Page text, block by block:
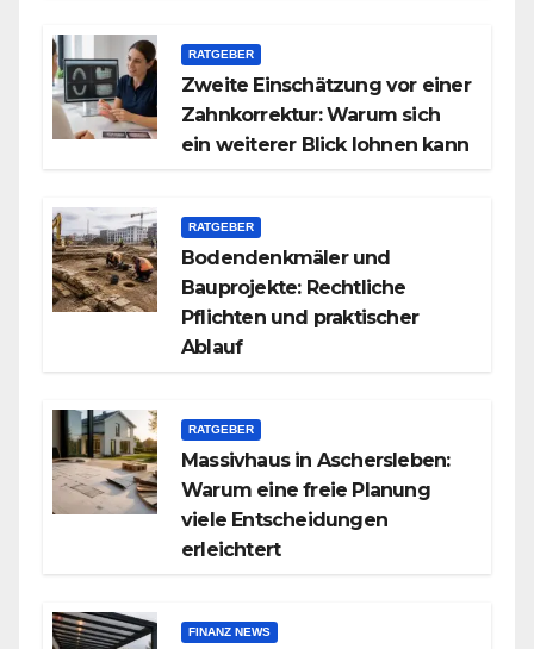
RATGEBER
Zweite Einschätzung vor einer
Zahnkorrektur: Warum sich
ein weiterer Blick lohnen kann
RATGEBER
Bodendenkmäler und
Bauprojekte: Rechtliche
Pflichten und praktischer
Ablauf
RATGEBER
Massivhaus in Aschersleben:
Warum eine freie Planung
viele Entscheidungen
erleichtert
FINANZ NEWS